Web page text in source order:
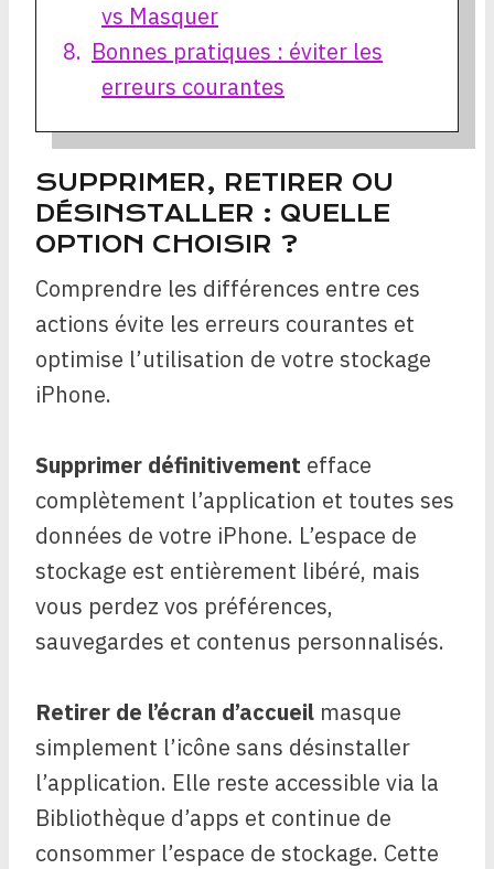
vs Masquer
Bonnes pratiques : éviter les
erreurs courantes
SUPPRIMER, RETIRER OU
DÉSINSTALLER : QUELLE
OPTION CHOISIR ?
Comprendre les différences entre ces
actions évite les erreurs courantes et
optimise l’utilisation de votre stockage
iPhone.
Supprimer définitivement efface
complètement l’application et toutes ses
données de votre iPhone. L’espace de
stockage est entièrement libéré, mais
vous perdez vos préférences,
sauvegardes et contenus personnalisés.
Retirer de l’écran d’accueil masque
simplement l’icône sans désinstaller
l’application. Elle reste accessible via la
Bibliothèque d’apps et continue de
consommer l’espace de stockage. Cette